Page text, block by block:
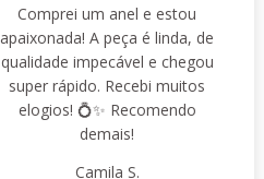
Comprei um anel e estou
apaixonada! A peça é linda, de
qualidade impecável e chegou
super rápido. Recebi muitos
elogios! 💍✨ Recomendo
demais!
Camila S.